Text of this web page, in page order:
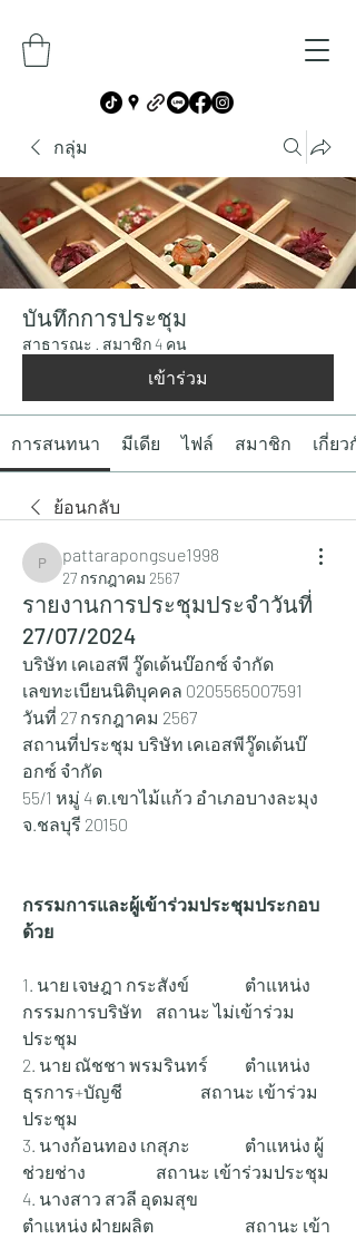
กลุ่ม
บันทึกการประชุม
สาธารณะ · สมาชิก 4 คน
เข้าร่วม
การสนทนา มีเดีย ไฟล์ สมาชิก เกี่ยว
ย้อนกลับ
pattarapongsue1998
pattarapongsue1998
27 กรกฎาคม 2567
รายงานการประชุมประจำวันที่
27/07/2024
บริษัท เคเอสพี วู๊ดเด้นบ๊อกซ์ จำกัด
เลขทะเบียนนิติบุคคล 0205565007591
วันที่ 27 กรกฎาคม 2567
สถานที่ประชุม บริษัท เคเอสพีวู๊ดเด้นบ๊
อกซ์ จำกัด
55/1 หมู่ 4 ต.เขาไม้แก้ว อำเภอบางละมุง
จ.ชลบุรี 20150
กรรมการและผู้เข้าร่วมประชุมประกอบ
ด้วย
1. นาย เจษฎา กระสังข์ 		ตำแหน่ง
กรรมการบริษัท 	สถานะ ไม่เข้าร่วม
ประชุม
2. นาย ณัชชา พรมรินทร์ 	ตำแหน่ง
ธุรการ+บัญชี 		สถานะ เข้าร่วม
ประชุม
3. นางก้อนทอง เกสุภะ 		ตำแหน่ง ผู้
ช่วยช่าง 	 	สถานะ เข้าร่วมประชุม
4. นางสาว สวลี อุดมสุข
ตำแหน่ง ฝ่ายผลิต 		สถานะ เข้า